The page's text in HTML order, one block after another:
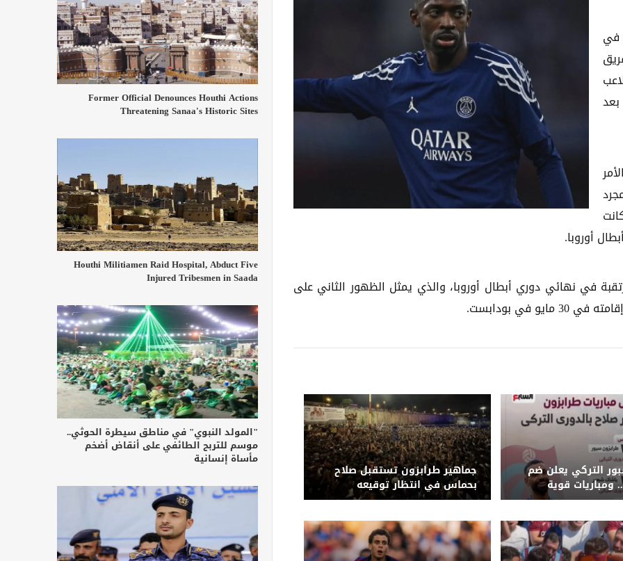
في
بعد
أوروبا.
في نهائي دوري أبطال أوروبا، والذي يمثل الظهور الثاني على
في بودابست.
التركي يعلن ضم
ومباريات قوية
جماهير طرابزون تستقبل صلاح
بحماس في انتظار توقيعه
Former Official Denounces Houthi Actions
Threatening Sanaa's Historic Sites
Houthi Militiamen Raid Hospital, Abduct Five
Injured Tribesmen in Saada
"المولد النبوي" في مناطق سيطرة الحوثي..
موسم للتربح الطائفي على أنقاض أضخم
مأساة إنسانية